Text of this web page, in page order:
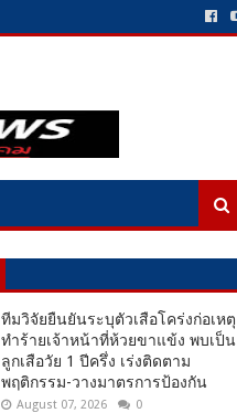
ทีมวิจัยยืนยันระบุตัวเสือโคร่งก่อเหตุ
ทำร้ายเจ้าหน้าที่ห้วยขาแข้ง พบเป็น
ลูกเสือวัย 1 ปีครึ่ง เร่งติดตาม
พฤติกรรม-วางมาตรการป้องกัน
August 07, 2026 0